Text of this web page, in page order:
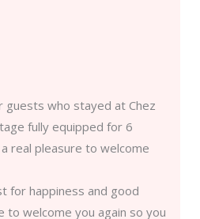
guests who stayed at Chez
fully equipped for 6
real pleasure to welcome
for happiness and good
to welcome you again so you